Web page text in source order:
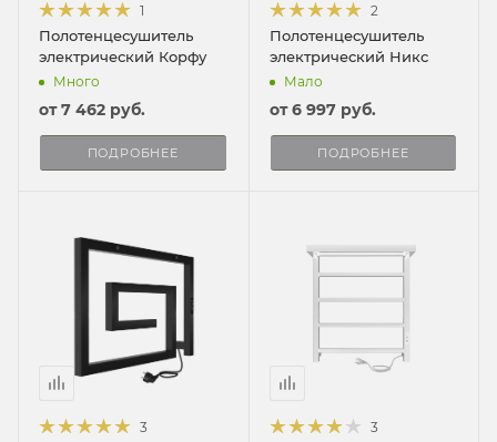
1
Полотенцесушитель
электрический Корфу
Много
от7 462 руб.
ПОДРОБНЕЕ
2
Полотенцесушитель
электрический Никс
Мало
от6 997 руб.
ПОДРОБНЕЕ
3 3